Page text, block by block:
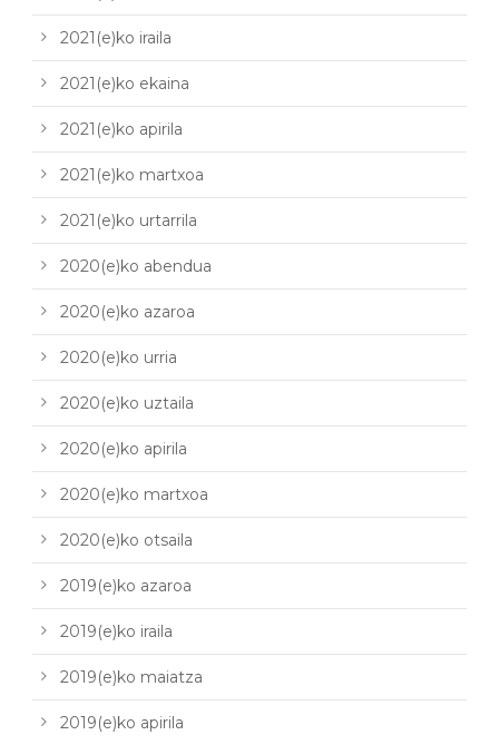
2021(e)ko iraila
2021(e)ko ekaina
2021(e)ko apirila
2021(e)ko martxoa
2021(e)ko urtarrila
2020(e)ko abendua
2020(e)ko azaroa
2020(e)ko urria
2020(e)ko uztaila
2020(e)ko apirila
2020(e)ko martxoa
2020(e)ko otsaila
2019(e)ko azaroa
2019(e)ko iraila
2019(e)ko maiatza
2019(e)ko apirila